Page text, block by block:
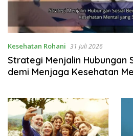
Kesehatan Rohani 31 Juli 2026
Strategi Menjalin Hubungan
demi Menjaga Kesehatan